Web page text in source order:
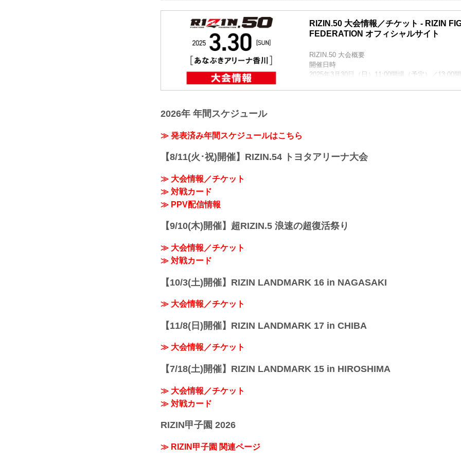
RIZIN.50 大会情報／チケット - RIZIN
FEDERATION オフィシャルサイト
RIZIN.50 大会概要
開催日時
2025年3月30日（日）11:00開場（予定）／13:00開
※開場・開始時間は予定です。決定次第RIZIN FF
あなぶきアリーナ香川
※会場駐車場はございません。ご来場のお客様は
2026年 年間スケジュール
≫ 発表済み年間スケジュールはこちら
【8/11(火･祝)開催】RIZIN.54 トヨタアリーナ大会
≫ 大会情報／チケット
≫ 対戦カード
≫ PPV配信情報
【9/10(木)開催】超RIZIN.5 浪速の超復活祭り
≫ 大会情報／チケット
≫ 対戦カード
【10/3(土)開催】RIZIN LANDMARK 16 in NAGASAKI
≫ 大会情報／チケット
【11/8(日)開催】RIZIN LANDMARK 17 in CHIBA
≫ 大会情報／チケット
【7/18(土)開催】RIZIN LANDMARK 15 in HIROSHIMA
≫ 大会情報／チケット
≫ 対戦カード
RIZIN甲子園 2026
≫ RIZIN甲子園 関連ページ